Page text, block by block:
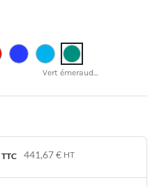
Vert émeraude - PANTONE 18-5618 TCX
TTC 441,67 € HT